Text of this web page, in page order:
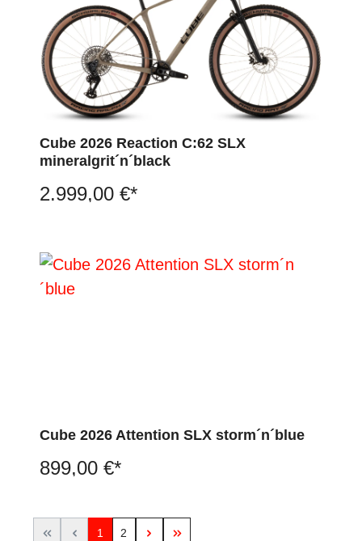
Cube 2026 Reaction C:62 SLX
mineralgrit´n´black
2.999,00 €*
Cube 2026 Attention SLX storm´n´blue
899,00 €*
1 2